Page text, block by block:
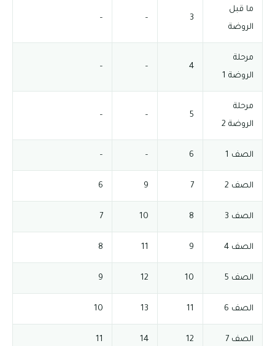
ما قبل
الروضة
3
–
–
مرحلة
الروضة 1
4
–
–
مرحلة
الروضة 2
5
–
–
الصف 1 6
–
–
الصف 2 7
9
6
الصف 3 8
10
7
الصف 4 9
11
8
الصف 5 10
12
9
الصف 6 11
13
10
الصف 7 12
14
11